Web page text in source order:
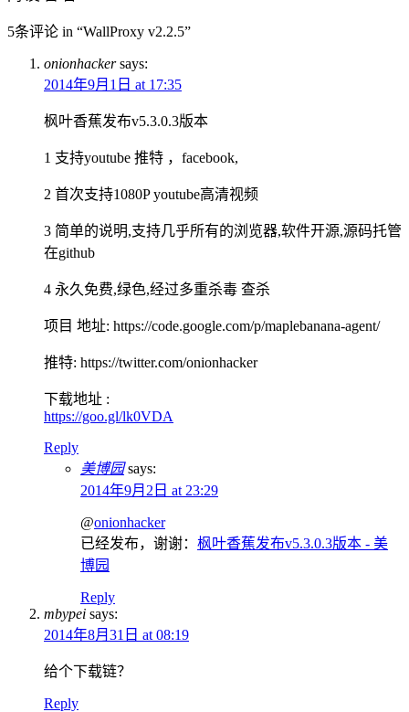
5条评论 in “WallProxy v2.2.5”
onionhacker says:
2014年9月1日 at 17:35
枫叶香蕉发布v5.3.0.3版本
1 支持youtube 推特 ，facebook,
2 首次支持1080P youtube高清视频
3 简单的说明,支持几乎所有的浏览器,软件开源,源码托管
在github
4 永久免费,绿色,经过多重杀毒 查杀
项目 地址: https://code.google.com/p/maplebanana-agent/
推特: https://twitter.com/onionhacker
下载地址 :
https://goo.gl/lk0VDA
Reply
美博园 says:
2014年9月2日 at 23:29
@onionhacker
已经发布，谢谢： 枫叶香蕉发布v5.3.0.3版本 - 美
博园
Reply
mbypei says:
2014年8月31日 at 08:19
给个下载链？
Reply